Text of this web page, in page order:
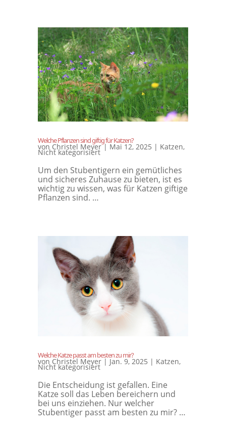
Welche Pflanzen sind giftig für Katzen?
von Christel Meyer| Mai 12, 2025 | Katzen,
Nicht kategorisiert
Um den Stubentigern ein gemütliches
und sicheres Zuhause zu bieten, ist es
wichtig zu wissen, was für Katzen giftige
Pflanzen sind. …
Welche Katze passt am besten zu mir?
von Christel Meyer| Jan. 9, 2025 | Katzen,
Nicht kategorisiert
Die Entscheidung ist gefallen. Eine
Katze soll das Leben bereichern und
bei uns einziehen. Nur welcher
Stubentiger passt am besten zu mir? …